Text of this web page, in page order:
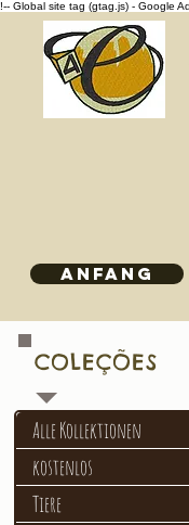
!-- Global site tag (gtag.js) - Google
ANFANG
Alle Kollektionen
kostenlos
Tiere
COLEÇÕES